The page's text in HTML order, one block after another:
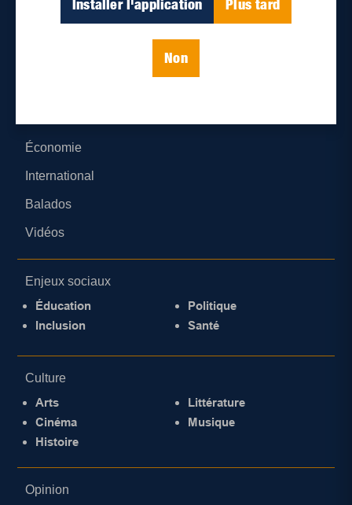
Installer l'application Plus tard
Non
Économie
International
Balados
Vidéos
Enjeux sociaux
Éducation
Inclusion
Politique
Santé
Culture
Arts
Cinéma
Histoire
Littérature
Musique
Opinion